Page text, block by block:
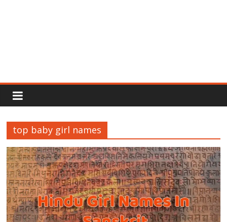
Rajput
Proud
Rajputana
Attitude
Status
In
Hindi
top baby girl names